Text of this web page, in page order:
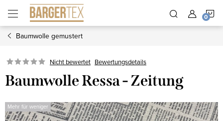
Inhalt
springen
Baumwolle gemustert
Nicht bewertet Bewertungsdetails
Baumwolle Ressa - Zeitung
Mehr für weniger